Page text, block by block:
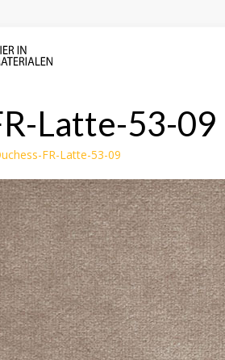
Latte-53-09
FR-Latte-53-09